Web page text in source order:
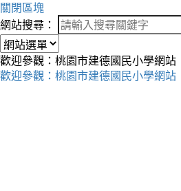
關閉區塊
網站搜尋：
歡迎參觀：桃園市建德國民小學網站
歡迎參觀：桃園市建德國民小學網站